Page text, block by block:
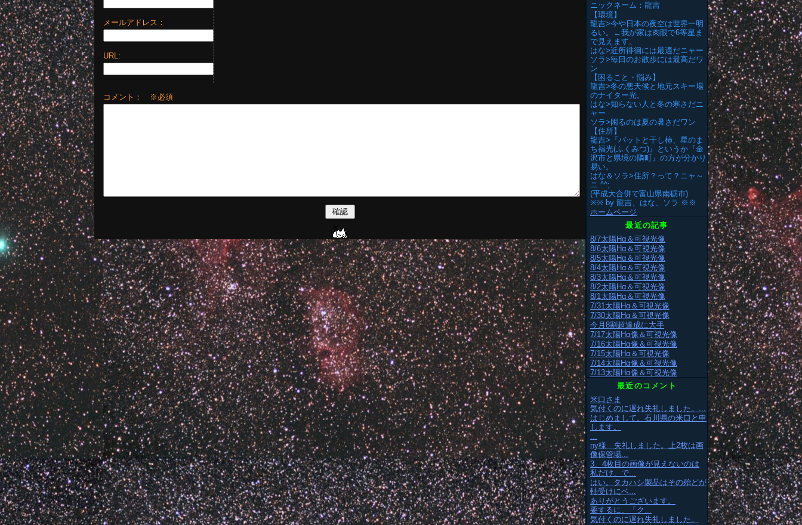
メールアドレス：
URL:
コメント： ※必須
ニックネーム：龍吉
【環境】
龍吉>今や日本の夜空は世界一明
るい。←我が家は肉眼で6等星ま
で見えます。
はな>近所徘徊には最適だニャー
ソラ>毎日のお散歩には最高だワ
ン
【困ること・悩み】
龍吉>冬の悪天候と地元スキー場
のナイター光。
はな>知らない人と冬の寒さだニ
ャー
ソラ>困るのは夏の暑さだワン
【住所】
龍吉>『バットと干し柿、星のま
ち福光(ふくみつ)』というか『金
沢市と県境の隣町』の方が分かり
易い。
はな＆ソラ>住所？って？ニャ～
ニ ^^;
(平成大合併で富山県南砺市)
※※ by 龍吉、はな、ソラ ※※
ホームページ
最近の記事
8/7太陽Hα＆可視光像
8/6太陽Hα＆可視光像
8/5太陽Hα＆可視光像
8/4太陽Hα＆可視光像
8/3太陽Hα＆可視光像
8/2太陽Hα＆可視光像
8/1太陽Hα＆可視光像
7/31太陽Hα＆可視光像
7/30太陽Hα＆可視光像
今月8割超達成に大手
7/17太陽Hα像＆可視光像
7/16太陽Hα像＆可視光像
7/15太陽Hα＆可視光像
7/14太陽Hα像＆可視光像
7/13太陽Hα像＆可視光像
最近のコメント
米口さま
気付くのに遅れ失礼しました。...
はじめまして。石川県の米口と申
します。
...
ny様 失礼しました。上2枚は画
像保管場...
3、4枚目の画像が見えないのは
私だけ、で...
はい。タカハシ製品はその殆どが
軸受けにベ...
ありがとうございます。
要するに、「ク...
気付くのに遅れ失礼しました。